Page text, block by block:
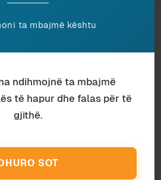
besohej se ajri “i
në gojën dhe në mendjen e
mjeku, ka qenë një fjalë e
shërohej duke e lënë
të botës përjashta që
ta mbajmë kështu
ndihmojnë ta mbajmë
të hapur dhe falas për të
gjithë.
SOT